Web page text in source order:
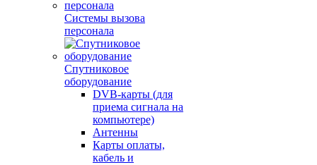
Системы вызова
персонала
Спутниковое
оборудование
DVB-карты (для
приема сигнала на
компьютере)
Антенны
Карты оплаты,
кабель и